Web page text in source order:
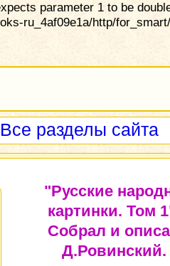
parameter 1 to be
ru_4af09e1a/http/
Все разделы сайта
"Русские
картинки. Том
Собрал и
Д.Ровинский.